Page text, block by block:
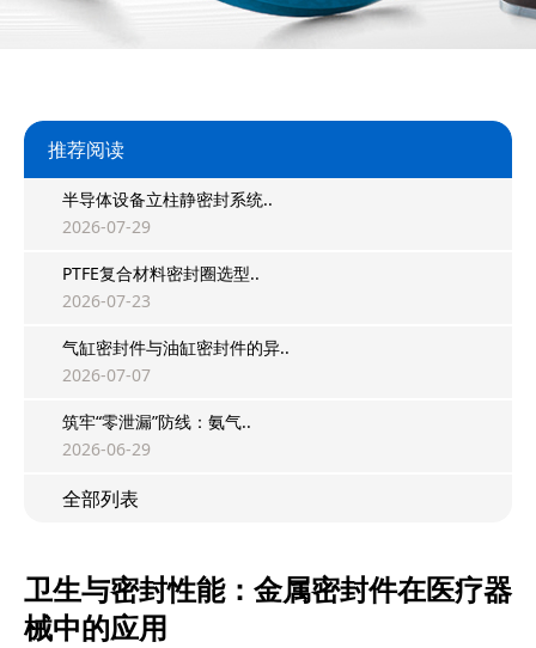
推荐阅读
半导体设备立柱静密封系统..
2026-07-29
PTFE复合材料密封圈选型..
2026-07-23
气缸密封件与油缸密封件的异..
2026-07-07
筑牢“零泄漏”防线：氨气..
2026-06-29
全部列表
卫生与密封性能：金属密封件在医疗器
械中的应用